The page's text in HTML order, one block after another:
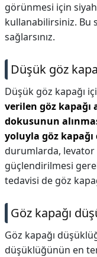
görünmesi için
kullanabilirsiniz. Bu
sağlarsınız.
Düşük göz
Düşük göz kapağı
verilen göz kapağı
dokusunun
yoluyla göz
durumlarda, levator
güçlendirilmesi
tedavisi de göz
Göz kapağı
Göz kapağı
düşüklüğünün en